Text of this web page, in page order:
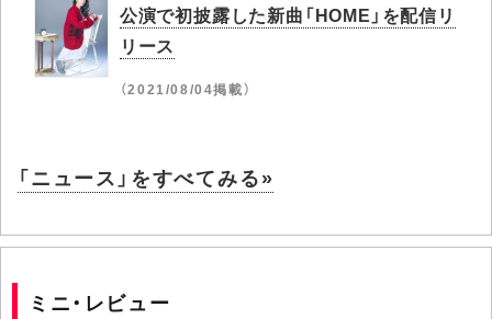
公演で初披露した新曲「HOME」を配信リ
リース
（2021/08/04掲載）
「ニュース」をすべてみる»
ミニ・レビュー